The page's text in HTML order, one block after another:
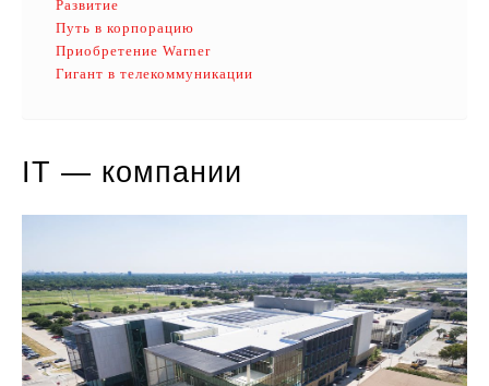
Развитие
Путь в корпорацию
Приобретение Warner
Гигант в телекоммуникации
IТ — компании